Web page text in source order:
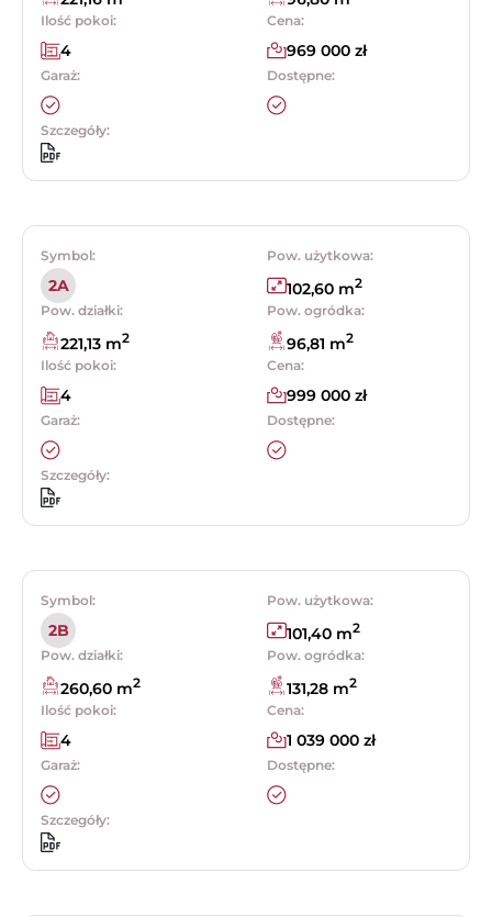
Ilość pokoi:
4
Cena:
969 000 zł
Garaż: Dostępne:
Szczegóły:
Symbol:
2A
Pow. użytkowa:
102,60 m2
Pow. działki:
221,13 m2
Pow. ogródka:
96,81 m2
Ilość pokoi:
4
Cena:
999 000 zł
Garaż: Dostępne:
Szczegóły:
Symbol:
2B
Pow. użytkowa:
101,40 m2
Pow. działki:
260,60 m2
Pow. ogródka:
131,28 m2
Ilość pokoi:
4
Cena:
1 039 000 zł
Garaż: Dostępne:
Szczegóły: